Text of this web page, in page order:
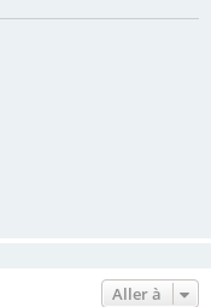
Aller à